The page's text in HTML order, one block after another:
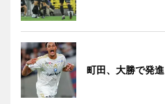
町田、大勝で発